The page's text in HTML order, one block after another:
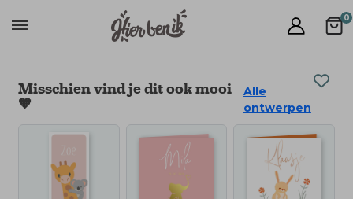
0
Misschien vind je dit ook mooi
🧡
Alle
ontwerpen